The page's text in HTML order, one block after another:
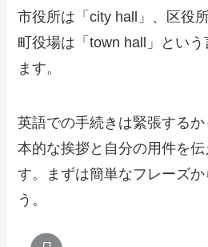
市役所は「city hall」、区役
町役場は「town hall」とい
ます。
英語での手続きは緊張する
本的な挨拶と自分の用件を
す。まずは簡単なフレーズか
う。